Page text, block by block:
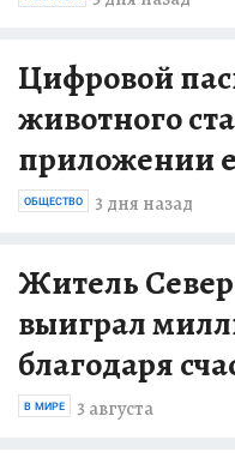
Цифровой
животного
приложении
3 дня назад
ОБЩЕСТВО
Житель
выиграл
благодаря
3 августа
В МИРЕ